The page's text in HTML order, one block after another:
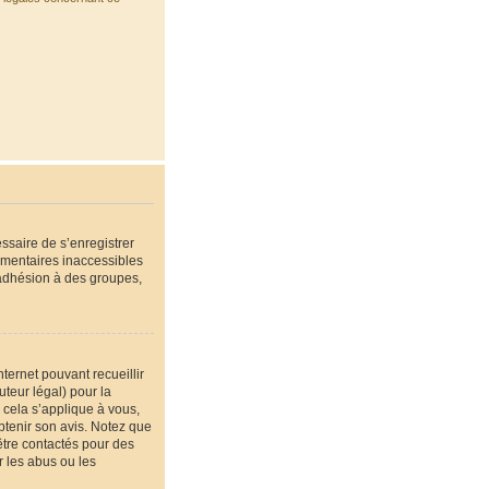
de s’enregistrer
inaccessibles
à des groupes,
pouvant recueillir
légal) pour la
s’applique à vous,
son avis. Notez que
contactés pour des
les abus ou les